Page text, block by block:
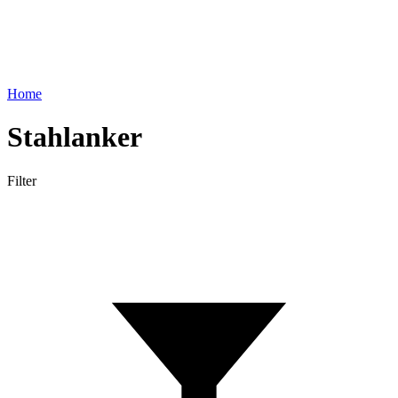
Home
Stahlanker
Filter